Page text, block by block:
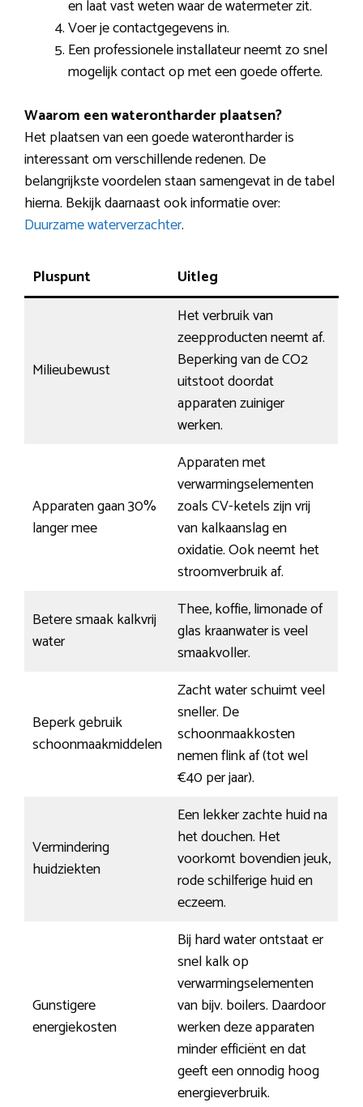
en laat vast weten waar de watermeter zit.
Voer je contactgegevens in.
Een professionele installateur neemt zo snel
mogelijk contact op met een goede offerte.
Waarom een waterontharder plaatsen?
Het plaatsen van een goede waterontharder is
interessant om verschillende redenen. De
belangrijkste voordelen staan samengevat in de tabel
hierna. Bekijk daarnaast ook informatie over:
Duurzame waterverzachter.
Pluspunt Uitleg
Milieubewust
Het verbruik van
zeepproducten neemt af.
Beperking van de CO2
uitstoot doordat
apparaten zuiniger
werken.
Apparaten gaan 30%
langer mee
Apparaten met
verwarmingselementen
zoals CV-ketels zijn vrij
van kalkaanslag en
oxidatie. Ook neemt het
stroomverbruik af.
Betere smaak kalkvrij
water
Thee, koffie, limonade of
glas kraanwater is veel
smaakvoller.
Beperk gebruik
schoonmaakmiddelen
Zacht water schuimt veel
sneller. De
schoonmaakkosten
nemen flink af (tot wel
€40 per jaar).
Vermindering
huidziekten
Een lekker zachte huid na
het douchen. Het
voorkomt bovendien jeuk,
rode schilferige huid en
eczeem.
Gunstigere
energiekosten
Bij hard water ontstaat er
snel kalk op
verwarmingselementen
van bijv. boilers. Daardoor
werken deze apparaten
minder efficiënt en dat
geeft een onnodig hoog
energieverbruik.